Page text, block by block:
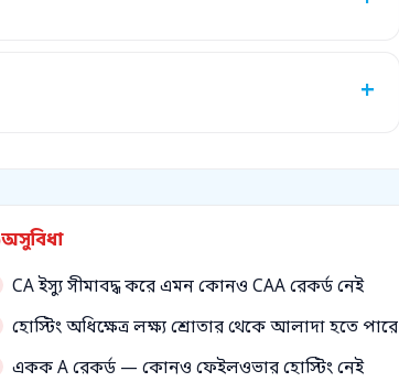
অসুবিধা
CA ইস্যু সীমাবদ্ধ করে এমন কোনও CAA রেকর্ড নেই
হোস্টিং অধিক্ষেত্র লক্ষ্য শ্রোতার থেকে আলাদা হতে পারে
একক A রেকর্ড — কোনও ফেইলওভার হোস্টিং নেই